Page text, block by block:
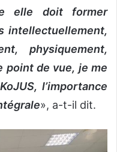
elle doit former
intellectuellement,
physiquement,
point de vue, je me
l’importance
», a-t-il dit.